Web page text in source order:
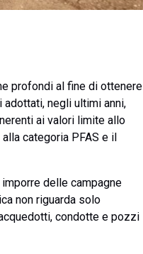
profondi al fine di ottenere
negli ultimi anni,
ai valori limite allo
categoria PFAS e il
delle campagne
non riguarda solo
condotte e pozzi